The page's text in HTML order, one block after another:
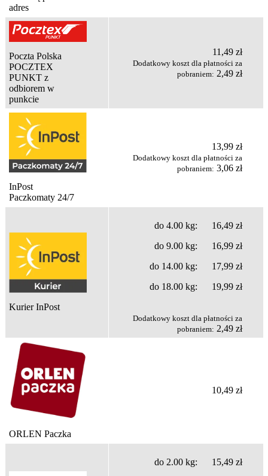
adres
Poczta Polska
POCZTEX
PUNKT z
odbiorem w
punkcie
11,49 zł
Dodatkowy koszt dla płatności za
pobraniem: 2,49 zł
InPost
Paczkomaty 24/7
13,99 zł
Dodatkowy koszt dla płatności za
pobraniem: 3,06 zł
Kurier InPost
do 4.00 kg: 16,49 zł
do 9.00 kg: 16,99 zł
do 14.00 kg: 17,99 zł
do 18.00 kg: 19,99 zł
Dodatkowy koszt dla płatności za
pobraniem: 2,49 zł
ORLEN Paczka
10,49 zł
do 2.00 kg: 15,49 zł